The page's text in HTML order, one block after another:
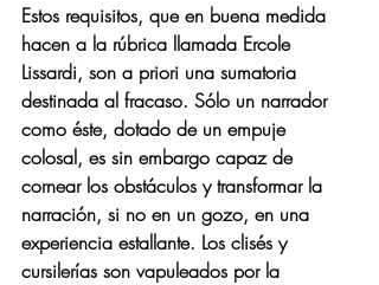
Estos requisitos, que en buena medida
hacen a la rúbrica llamada Ercole
Lissardi, son a priori una sumatoria
destinada al fracaso. Sólo un narrador
como éste, dotado de un empuje
colosal, es sin embargo capaz de
cornear los obstáculos y transformar la
narración, si no en un gozo, en una
experiencia estallante. Los clisés y
cursilerías son vapuleados por la